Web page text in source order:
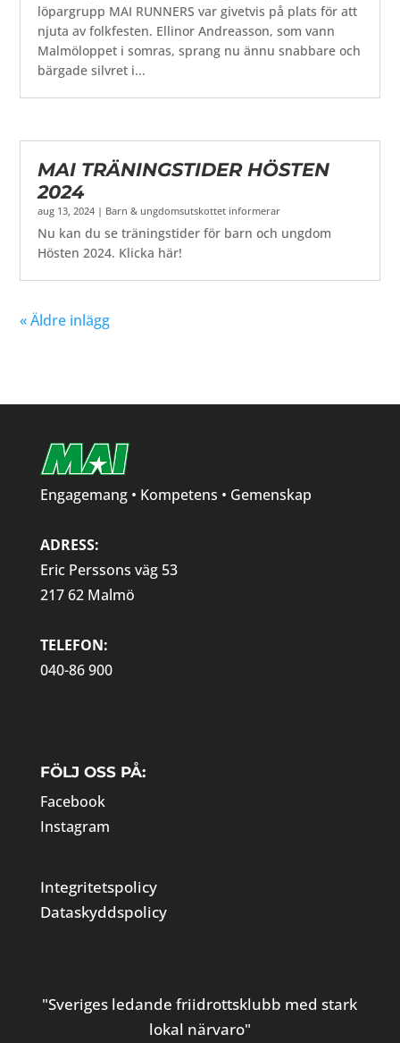
löpargrupp MAI RUNNERS var givetvis på plats för att
njuta av folkfesten. Ellinor Andreasson, som vann
Malmöloppet i somras, sprang nu ännu snabbare och
bärgade silvret i...
MAI TRÄNINGSTIDER HÖSTEN
2024
aug 13, 2024 | Barn & ungdomsutskottet informerar
Nu kan du se träningstider för barn och ungdom
Hösten 2024. Klicka här!
« Äldre inlägg
Engagemang • Kompetens • Gemenskap
ADRESS:
Eric Perssons väg 53
217 62 Malmö
TELEFON:
040-86 900
FÖLJ OSS PÅ:
Facebook
Instagram
Integritetspolicy
Dataskyddspolicy
"Sveriges ledande friidrottsklubb med stark
lokal närvaro"